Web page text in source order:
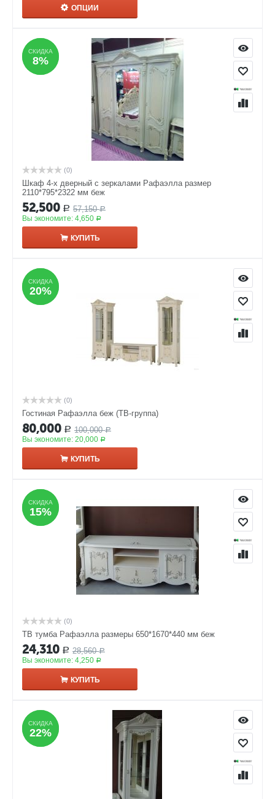
ОПЦИИ
СКИДКА
8%
СКИДКА
8%
(0)
Шкаф 4-х дверный с зеркалами Рафаэлла размер
2110*795*2322 мм беж
52,500 Р 57,150 Р
Вы экономите: 4,650 Р
КУПИТЬ
СКИДКА
20%
СКИДКА
20%
(0)
Гостиная Рафаэлла беж (ТВ-группа)
80,000 Р 100,000 Р
Вы экономите: 20,000 Р
КУПИТЬ
СКИДКА
15%
СКИДКА
15%
(0)
ТВ тумба Рафаэлла размеры 650*1670*440 мм беж
24,310 Р 28,560 Р
Вы экономите: 4,250 Р
КУПИТЬ
СКИДКА
22%
СКИДКА
22%